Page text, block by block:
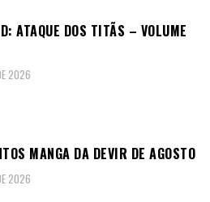
ATAQUE DOS TITÃS – VOLUME
2026
MANGA DA DEVIR DE AGOSTO
2026